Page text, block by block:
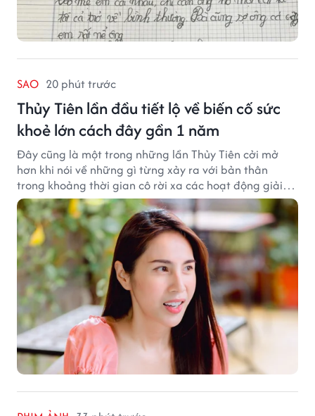
SAO 20 phút trước
Thủy Tiên lần đầu tiết lộ về biến cố sức
khoẻ lớn cách đây gần 1 năm
Đây cũng là một trong những lần Thủy Tiên cởi mở
hơn khi nói về những gì từng xảy ra với bản thân
trong khoảng thời gian cô rời xa các hoạt động giải
trí.